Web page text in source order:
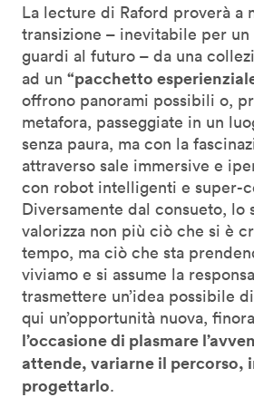
La lecture di Raford proverà a
transizione – inevitabile per un
guardi al futuro – da una
ad un “pacchetto
offrono panorami possibili o,
metafora, passeggiate in un
senza paura, ma con la
attraverso sale immersive e
con robot intelligenti e super-
Diversamente dal consueto, lo
valorizza non più ciò che si è
tempo, ma ciò che sta
viviamo e si assume la
trasmettere un’idea possibile
qui un’opportunità nuova,
l’occasione di plasmare
attende, variarne il percorso,
progettarlo.